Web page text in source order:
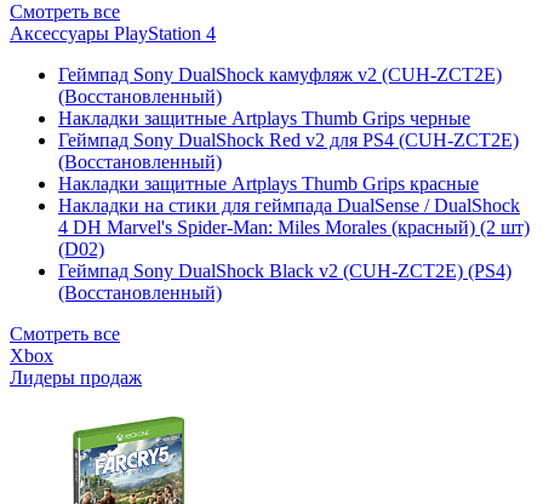
Смотреть все
Аксессуары PlayStation 4
Геймпад Sony DualShock камуфляж v2 (CUH-ZCT2E)
(Восстановленный)
Накладки защитные Artplays Thumb Grips черные
Геймпад Sony DualShock Red v2 для PS4 (CUH-ZCT2E)
(Восстановленный)
Накладки защитные Artplays Thumb Grips красные
Накладки на стики для геймпада DualSense / DualShock
4 DH Marvel's Spider-Man: Miles Morales (красный) (2 шт)
(D02)
Геймпад Sony DualShock Black v2 (CUH-ZCT2E) (PS4)
(Восстановленный)
Смотреть все
Xbox
Лидеры продаж